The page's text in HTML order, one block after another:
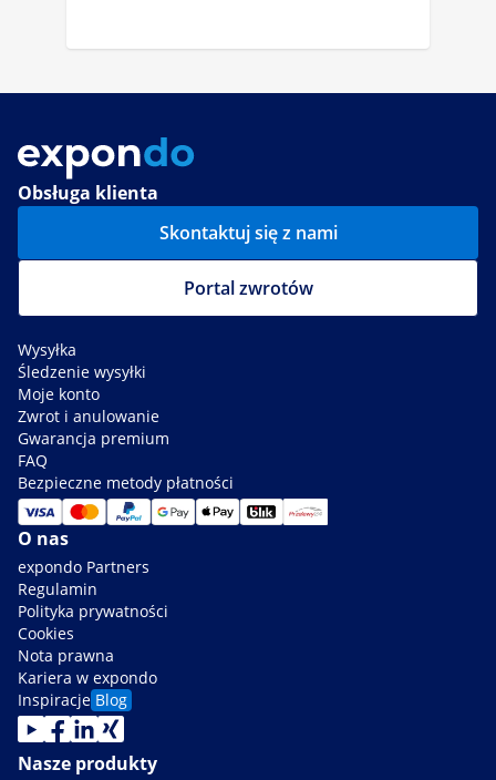
Obsługa klienta
Skontaktuj się z nami
Portal zwrotów
Wysyłka
Śledzenie wysyłki
Moje konto
Zwrot i anulowanie
Gwarancja premium
FAQ
Bezpieczne metody płatności
O nas
expondo Partners
Regulamin
Polityka prywatności
Cookies
Nota prawna
Kariera w expondo
Inspiracje Blog
Nasze produkty